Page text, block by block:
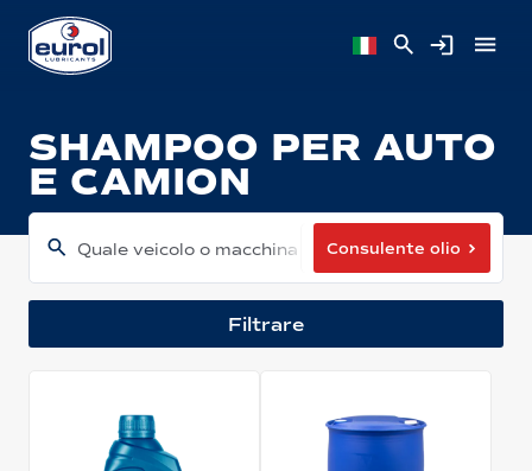
SHAMPOO PER AUTO
E CAMION
Quale veicolo o macchina hai?Consulente olio
Filtrare